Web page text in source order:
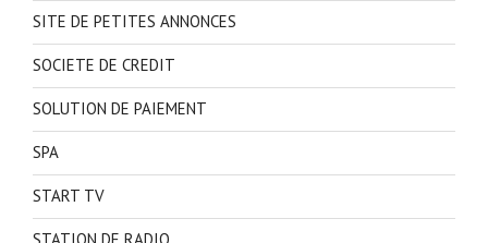
SITE DE PETITES ANNONCES
SOCIETE DE CREDIT
SOLUTION DE PAIEMENT
SPA
START TV